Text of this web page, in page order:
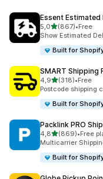
Essent Estimated
5,0de 5 estrelas
(867)
867 total de•Free
Show Estimated
Built for
SMART Shipping
4,9de 5 estrelas
(318)
318 total de•Free
Postcode shipping
Built for
Packlink PRO
4,8de 5 estrelas
(869)
869 total de•Free
Multicarrier
Built for